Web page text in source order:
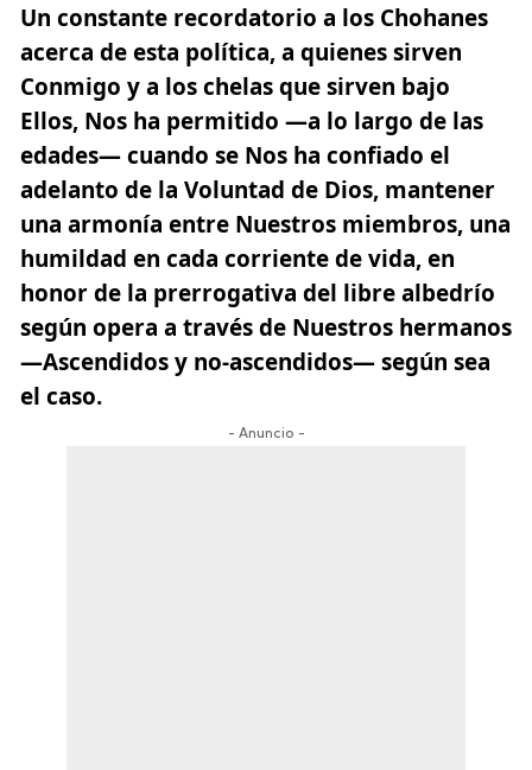
Un constante recordatorio a los Chohanes
acerca de esta política, a quienes sirven
Conmigo y a los chelas que sirven bajo
Ellos, Nos ha permitido —a lo largo de las
edades— cuando se Nos ha confiado el
adelanto de la Voluntad de Dios, mantener
una armonía entre Nuestros miembros, una
humildad en cada corriente de vida, en
honor de la prerrogativa del libre albedrío
según opera a través de Nuestros hermanos
—Ascendidos y no-ascendidos— según sea
el caso.
- Anuncio -